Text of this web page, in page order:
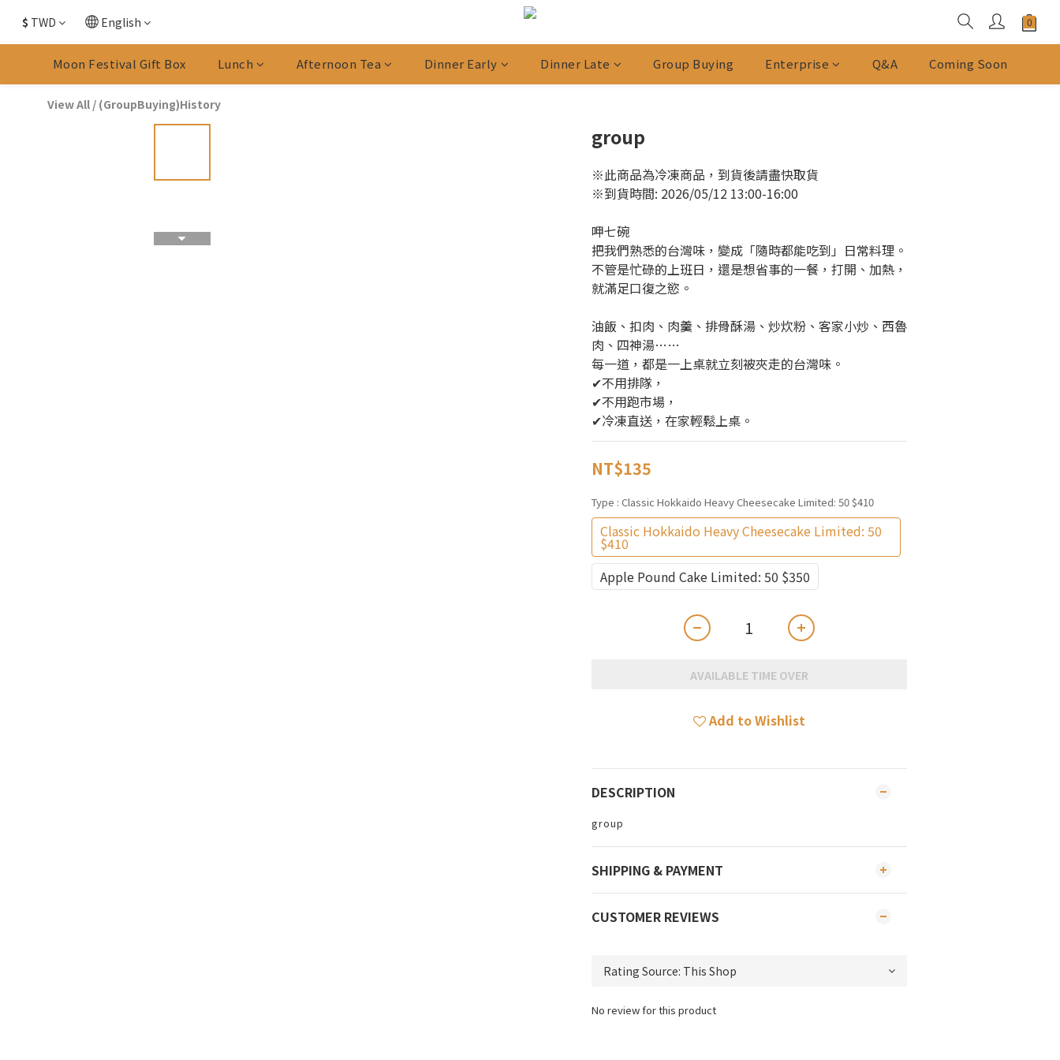
$ TWD English
Moon Festival Gift Box Lunch Afternoon Tea Dinner Early Dinner Late Group Buying Enterprise Q&A Coming Soon
View All / (GroupBuying)History
group
※此商品為冷凍商品，到貨後請盡快取貨
※到貨時間: 2026/05/12 13:00-16:00
呷七碗
把我們熟悉的台灣味，變成「隨時都能吃到」日常料理。
不管是忙碌的上班日，還是想省事的一餐，打開、加熱，
就滿足口復之慾。
油飯、扣肉、肉羹、排骨酥湯、炒炊粉、客家小炒、西魯
肉、四神湯……
每一道，都是一上桌就立刻被夾走的台灣味。
✔不用排隊，
✔不用跑市場，
✔冷凍直送，在家輕鬆上桌。
NT$135
Type : Classic Hokkaido Heavy Cheesecake Limited: 50 $410
Classic Hokkaido Heavy Cheesecake Limited: 50
$410
Apple Pound Cake Limited: 50 $350
AVAILABLE TIME OVER
Add to Wishlist
DESCRIPTION
group
SHIPPING & PAYMENT
CUSTOMER REVIEWS
No review for this product